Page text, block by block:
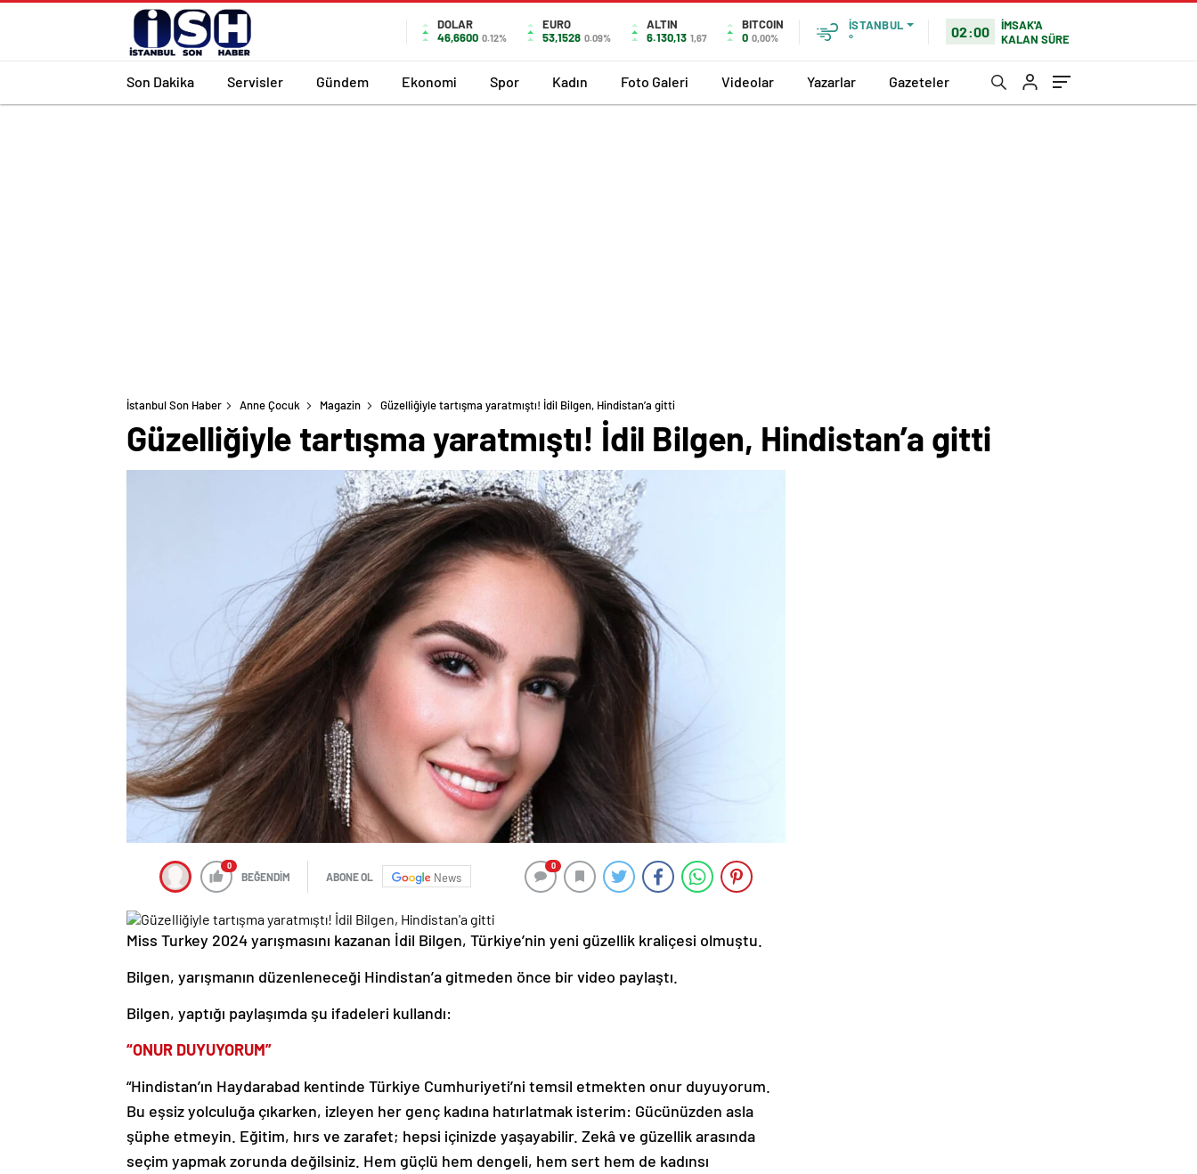
DOLAR
46,6600 0.12%
EURO
53,1528 0.09%
ALTIN
6.130,13 1,67
BITCOIN
0 0,00%
İSTANBUL
°
02:00
İMSAK'A
KALAN SÜRE
Son Dakika Servisler Gündem Ekonomi Spor Kadın Foto Galeri Videolar Yazarlar Gazeteler
İstanbul Son Haber Anne Çocuk Magazin Güzelliğiyle tartışma yaratmıştı! İdil Bilgen, Hindistan’a gitti
Güzelliğiyle tartışma yaratmıştı! İdil Bilgen, Hindistan’a gitti
0
BEĞENDİM ABONE OL News
0
Miss Turkey 2024 yarışmasını kazanan İdil Bilgen, Türkiye’nin yeni güzellik kraliçesi olmuştu.
Bilgen, yarışmanın düzenleneceği Hindistan’a gitmeden önce bir video paylaştı.
Bilgen, yaptığı paylaşımda şu ifadeleri kullandı:
“ONUR DUYUYORUM”
“Hindistan’ın Haydarabad kentinde Türkiye Cumhuriyeti’ni temsil etmekten onur duyuyorum.
Bu eşsiz yolculuğa çıkarken, izleyen her genç kadına hatırlatmak isterim: Gücünüzden asla
şüphe etmeyin. Eğitim, hırs ve zarafet; hepsi içinizde yaşayabilir. Zekâ ve güzellik arasında
seçim yapmak zorunda değilsiniz. Hem güçlü hem dengeli, hem sert hem de kadınsı